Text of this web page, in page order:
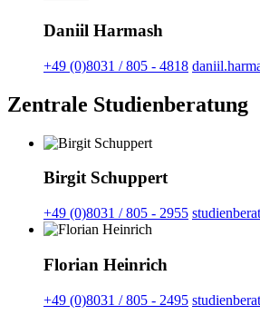
Daniil Harmash
+49 (0)8031 / 805 - 4818
Zentrale Studienberatung
Birgit Schuppert
+49 (0)8031 / 805 - 2955
Florian Heinrich
+49 (0)8031 / 805 - 2495